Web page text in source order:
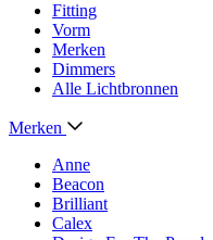
Fitting
Vorm
Merken
Dimmers
Alle Lichtbronnen
Merken
Anne
Beacon
Brilliant
Calex